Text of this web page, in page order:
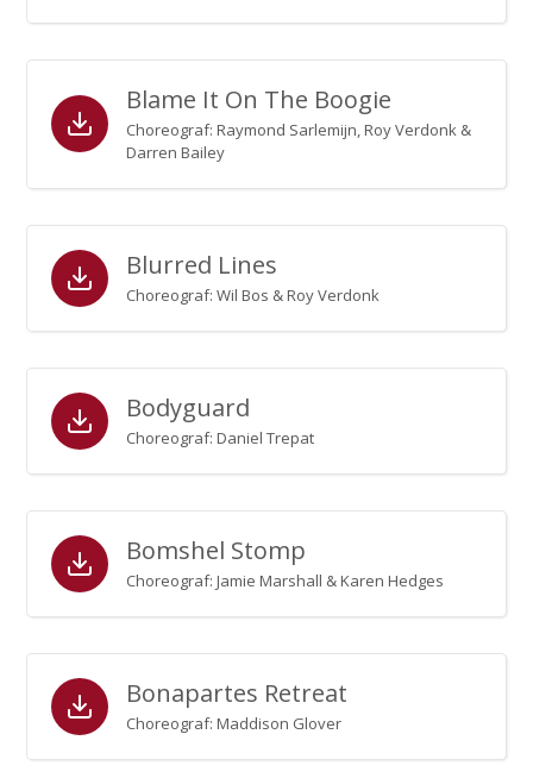
Blame It On The Boogie
Choreograf: Raymond Sarlemijn, Roy Verdonk &
Darren Bailey
Blurred Lines
Choreograf: Wil Bos & Roy Verdonk
Bodyguard
Choreograf: Daniel Trepat
Bomshel Stomp
Choreograf: Jamie Marshall & Karen Hedges
Bonapartes Retreat
Choreograf: Maddison Glover